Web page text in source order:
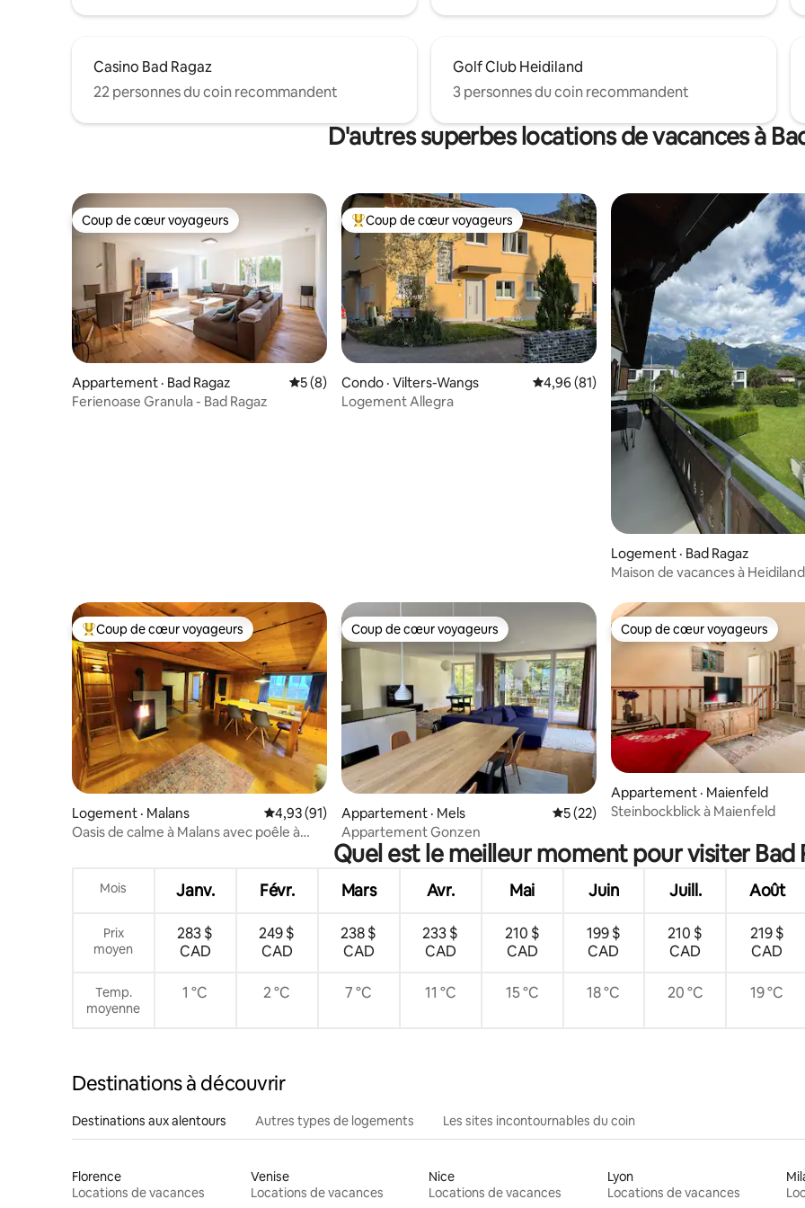
Casino Bad Ragaz
22 personnes du coin recommandent
Golf Club Heidiland
3 personnes du coin recommandent
D'autres superbes locations de vacances à
Coup de cœur voyageurs
Coup de cœur voyageurs
Appartement · Bad Ragaz Note moyenne de 5 sur 5, 8 commentaires
5 (8)
Ferienoase Granula - Bad Ragaz
Coup de cœur voyageurs parmi les plus aimés
Coup de cœur voyageurs
Condo · Vilters-Wangs Note moyenne de 4,96 sur 5, 81
4,96 (81)
Logement Allegra
Logement · Bad Ragaz
Maison de vacances à Heidiland
Coup de cœur voyageurs parmi les plus aimés
Coup de cœur voyageurs
Logement · Malans Note moyenne de 4,93 sur 5, 91 commentaires
4,93 (91)
Oasis de calme à Malans avec poêle à
Coup de cœur voyageurs
Coup de cœur voyageurs
Appartement · Mels Note moyenne de 5 sur 5, 22
5 (22)
Appartement Gonzen
Coup de cœur voyageurs
Coup de cœur voyageurs
Appartement · Maienfeld
Steinbockblick à Maienfeld
Quel est le meilleur moment pour visiter Bad
Mois Janv. Févr. Mars Avr. Mai Juin Juill. Août
Prix
moyen
283 $
CAD
249 $
CAD
238 $
CAD
233 $
CAD
210 $
CAD
199 $
CAD
210 $
CAD
219 $
CAD
Temp.
moyenne
1 °C 2 °C 7 °C 11 °C 15 °C 18 °C 20 °C 19 °C
Destinations à découvrir
Destinations aux alentours Autres types de logements Les sites incontournables du coin
Florence
Locations de vacances
Venise
Locations de vacances
Nice
Locations de vacances
Lyon
Locations de vacances